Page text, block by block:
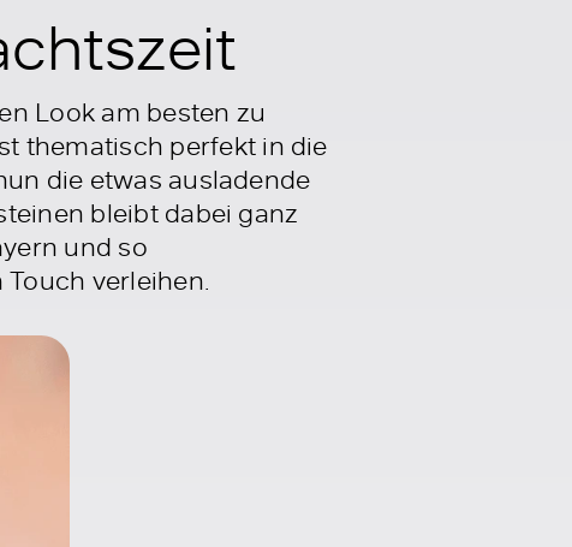
Look am besten zu
thematisch perfekt in die
die etwas ausladende
bleibt dabei ganz
und so
verleihen.